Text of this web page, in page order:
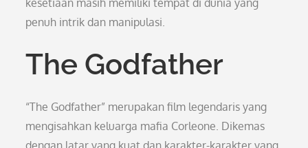
kesetiaan masih memiliki tempat di dunia yang
penuh intrik dan manipulasi.
The Godfather
“The Godfather” merupakan film legendaris yang
mengisahkan keluarga mafia Corleone. Dikemas
dengan latar yang kuat dan karakter-karakter yang